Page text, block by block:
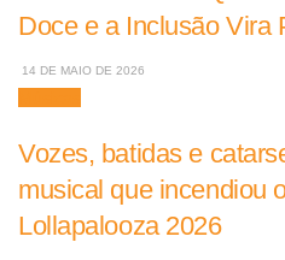
Doce e a Inclusão Vira
14 DE MAIO DE 2026
Vozes, batidas e
musical que incendiou
Lollapalooza 2026